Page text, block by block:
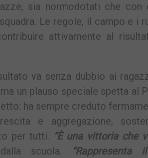
sia normodotati che con
Le regole, il campo e i
attivamente al
va senza dubbio ai
un plauso speciale spetta al
ha sempre creduto
e aggregazione,
per tutti. “È una vittoria che
scuola.
“Rappresenta